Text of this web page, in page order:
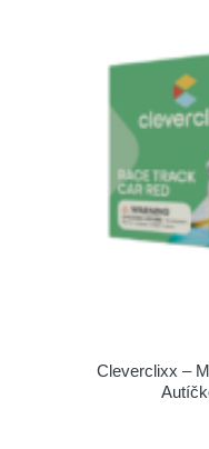
Cleverclixx –